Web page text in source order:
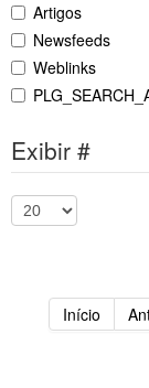
Artigos
Newsfeeds
Weblinks
Exibir #
Início